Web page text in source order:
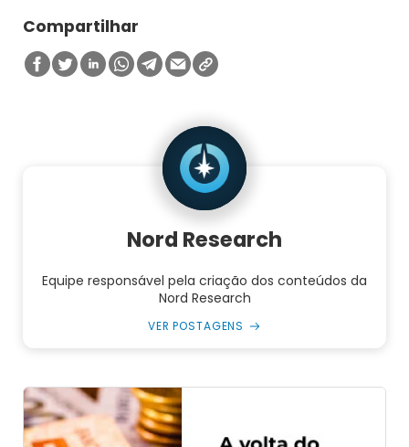
Compartilhar
Nord Research
Equipe responsável pela criação dos conteúdos da
Nord Research
VER POSTAGENS